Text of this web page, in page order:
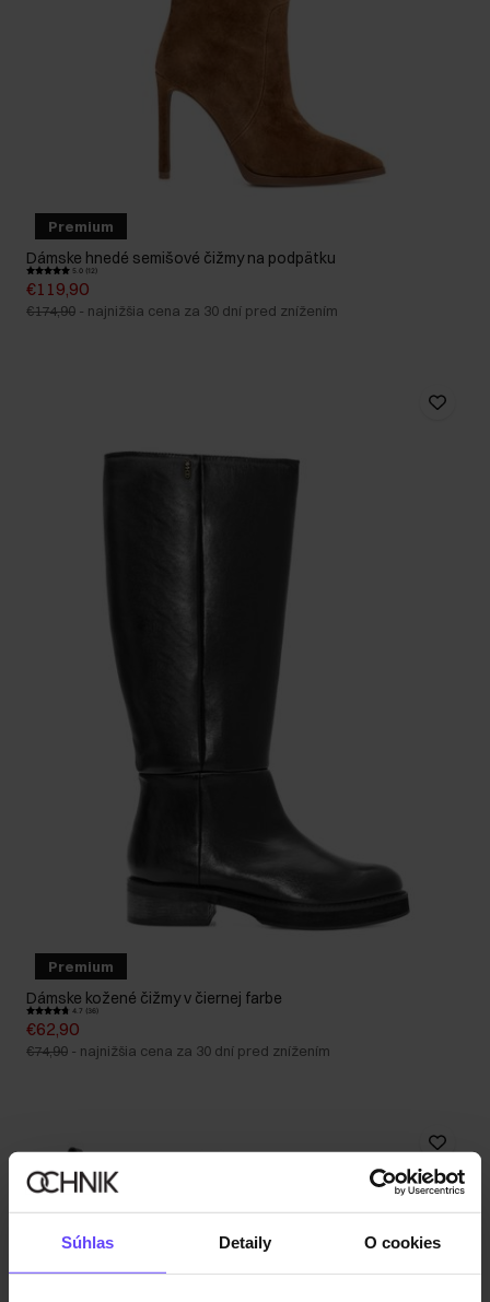
Súhlas Detaily O cookies
Premium
Dámske hnedé semišové čižmy na podpätku
5.0 (12)
€119,90
€174,90 - najnižšia cena za 30 dní pred znížením
Premium
Dámske kožené čižmy v čiernej farbe
4.7 (36)
€62,90
€74,90 - najnižšia cena za 30 dní pred znížením